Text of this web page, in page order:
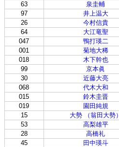
63
泉圭輔
97
井上温大
26
今村信貴
64
大江竜聖
047
鴨打瑛二
001
菊地大稀
018
木下幹也
99
京本眞
30
近藤大亮
068
代木大和
015
鈴木圭晋
019
園田純規
15
大勢 （翁田大勢）
53
高梨雄平
28
高橋礼
45
田中瑛斗